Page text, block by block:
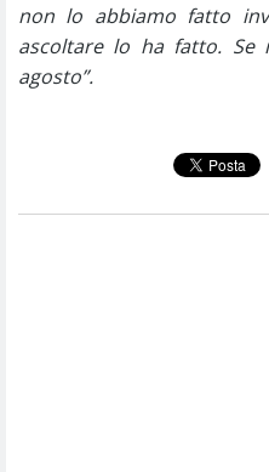
non lo abbiamo fatto
ascoltare lo ha fatto. Se
agosto”.